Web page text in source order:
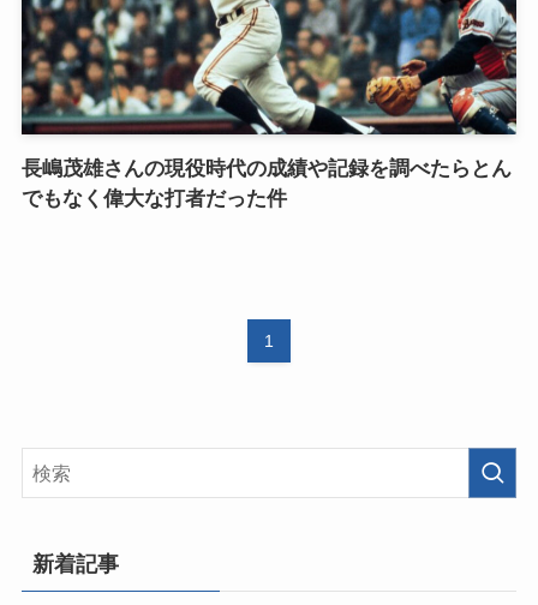
長嶋茂雄さんの現役時代の成績や記録を調べたらとん
でもなく偉大な打者だった件
1
新着記事